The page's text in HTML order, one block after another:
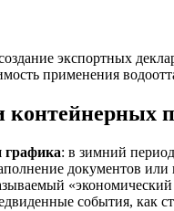
экспортных
применения
графика: в зимний
документов
события, как